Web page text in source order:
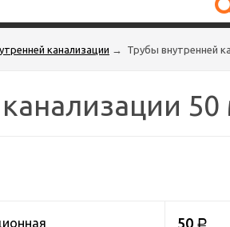
канализации → Трубы внутренней
50 Р